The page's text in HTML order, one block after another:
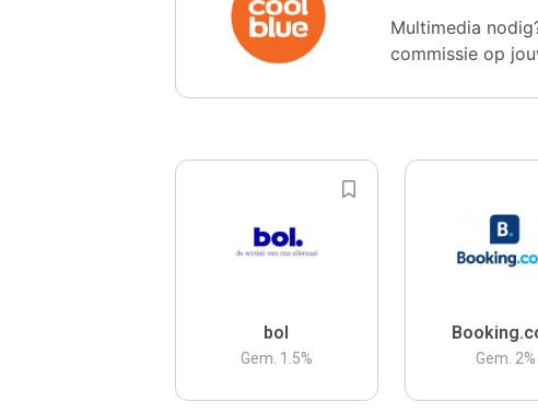
Multimedia
commissie op
bol
Gem. 1.5% Gem. 2%